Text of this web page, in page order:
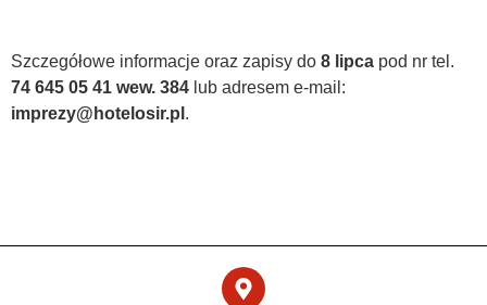
Szczegółowe informacje oraz zapisy do 8 lipca pod nr tel.
74 645 05 41 wew. 384 lub adresem e-mail:
imprezy@hotelosir.pl .